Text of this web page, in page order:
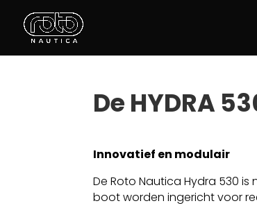
De HYDRA
Innovatief en modulair
De Roto Nautica Hydra 530
boot worden ingericht voor